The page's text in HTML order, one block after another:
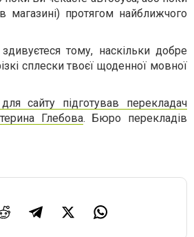
магазині) протягом найближчого
тому, наскільки добре
сплески твоєї щоденної мовної
сайту підготував перекладач
Глебова. Бюро перекладів